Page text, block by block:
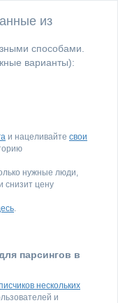
из
способами.
варианты):
и нацеливайте свои
нужные люди,
снизит цену
.
парсингов в
нескольких
и